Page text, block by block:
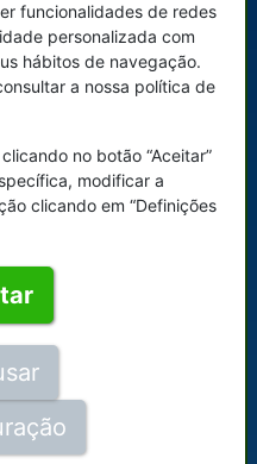
funcionalidades de redes
personalizada com
hábitos de navegação.
a nossa política de
no botão “Aceitar”
modificar a
clicando em “Definições